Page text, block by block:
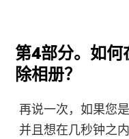
第4部分。如何
除相册？
再说一次，如果您
并且想在几秒钟之